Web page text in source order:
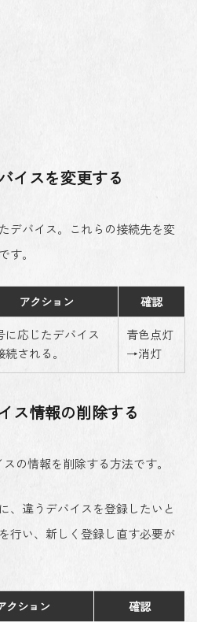
イスを変更する
デバイス。これらの接続先を変
す。
アクション 確認
に応じたデバイス
続される。
青色点灯
→消灯
ス情報の削除する
の情報を削除する方法です。
、違うデバイスを登録したいと
行い、新しく登録し直す必要が
クション 確認